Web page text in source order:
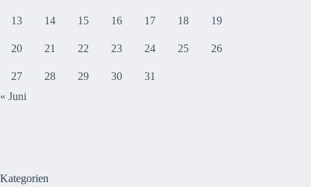
13 14 15 16 17 18 19
20 21 22 23 24 25 26
27 28 29 30
31
« Juni
Kategorien